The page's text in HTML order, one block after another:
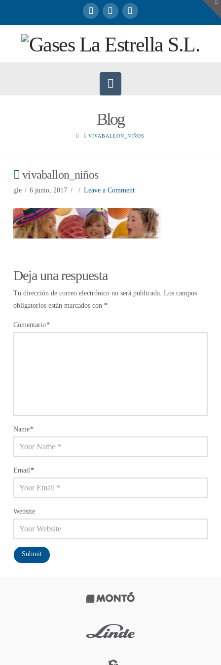
Navigation
Blog
HOMEVIVABALLON_NIÑOS
vivaballon_niños
gle 6 junio, 2017 Leave a Comment
Deja una respuesta
Tu dirección de correo electrónico no será publicada. Los campos
obligatorios están marcados con *
Comentario*
Name*
Email*
Website